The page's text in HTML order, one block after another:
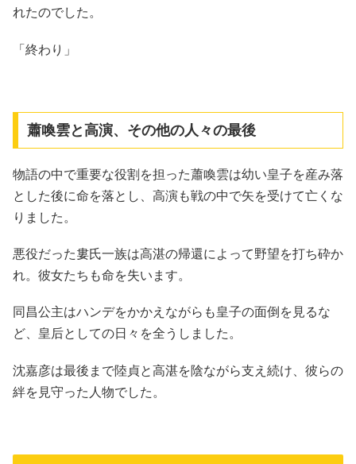
れたのでした。
「終わり」
蕭喚雲と高演、その他の人々の最後
物語の中で重要な役割を担った蕭喚雲は幼い皇子を産み落
とした後に命を落とし、高演も戦の中で矢を受けて亡くな
りました。
悪役だった婁氏一族は高湛の帰還によって野望を打ち砕か
れ。彼女たちも命を失います。
同昌公主はハンデをかかえながらも皇子の面倒を見るな
ど、皇后としての日々を全うしました。
沈嘉彦は最後まで陸貞と高湛を陰ながら支え続け、彼らの
絆を見守った人物でした。